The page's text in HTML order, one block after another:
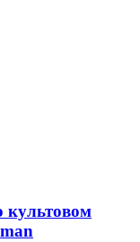
культовом